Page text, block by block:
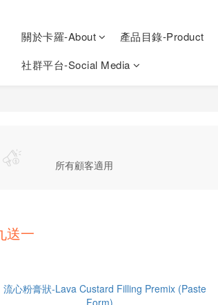
關於卡羅-About 產品目錄-Product
社群平台-Social Media
所有顧客適用
送一